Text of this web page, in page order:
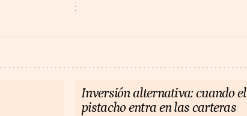
Inversión alternativa: cuando el
pistacho entra en las carteras